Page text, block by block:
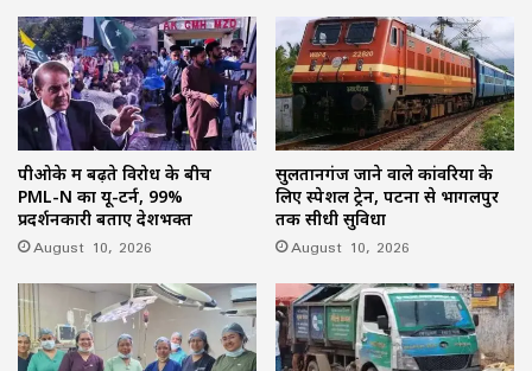
पीओके में बढ़ते विरोध के बीच
PML-N का यू-टर्न, 99%
प्रदर्शनकारी बताए देशभक्त
August 10, 2026
सुलतानगंज जाने वाले कांवरियों के
लिए स्पेशल ट्रेन, पटना से भागलपुर
तक सीधी सुविधा
August 10, 2026